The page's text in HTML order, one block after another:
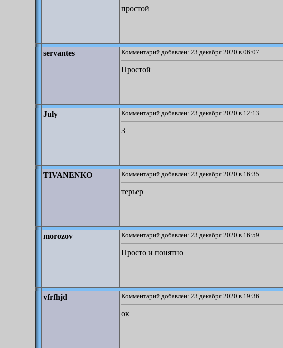
простой
servantes Комментарий добавлен: 23 декабря 2020 в 06:07
Простой
July Комментарий добавлен: 23 декабря 2020 в 12:13
3
TIVANENKO Комментарий добавлен: 23 декабря 2020 в 16:35
терьер
morozov Комментарий добавлен: 23 декабря 2020 в 16:59
Просто и понятно
vfrfhjd Комментарий добавлен: 23 декабря 2020 в 19:36
ок